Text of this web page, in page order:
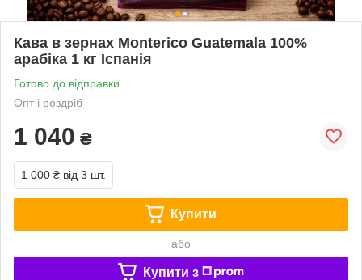
Кава в зернах Monterico Guatemala 100%
арабіка 1 кг Іспанія
Готово до відправки
Опт і роздріб
1 040 ₴
1 000 ₴ від 3 шт.
Купити
або
Купити з